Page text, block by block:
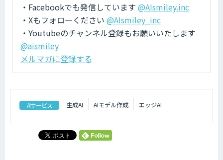
・Facebookでも発信しています @AIsmiley.inc
・Xもフォローください @AIsmiley_inc
・Youtubeのチャンネル登録もお願いいたします
@aismiley
メルマガに登録する
AIサービス 生成AI AIモデル作成 エッジAI